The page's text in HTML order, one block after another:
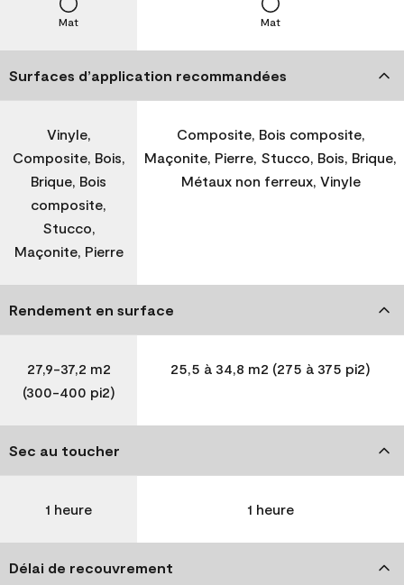
Mat Mat
Surfaces d’application recommandées
Vinyle,
Composite, Bois,
Brique, Bois
composite,
Stucco,
Maçonite, Pierre
Composite, Bois composite,
Maçonite, Pierre, Stucco, Bois, Brique,
Métaux non ferreux, Vinyle
Rendement en surface
27,9-37,2 m2
(300-400 pi2)
25,5 à 34,8 m2 (275 à 375 pi2)
Sec au toucher
1 heure 1 heure
Délai de recouvrement